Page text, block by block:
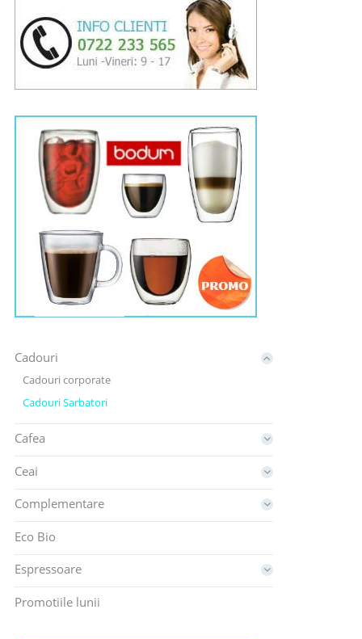
Cadouri
Cadouri corporate
Cadouri Sarbatori
Cafea
Ceai
Complementare
Eco Bio
Espressoare
Promotiile lunii